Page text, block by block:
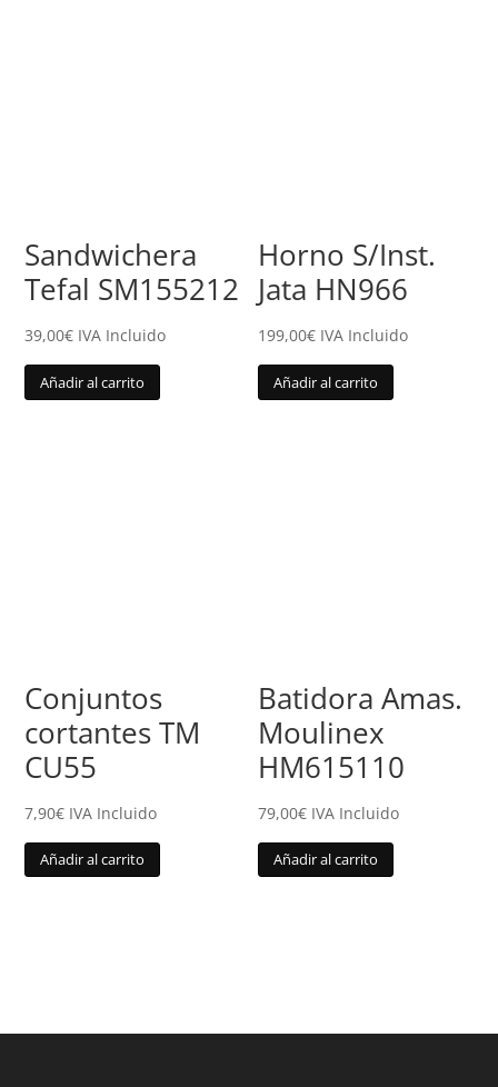
Sandwichera
Tefal SM155212
39,00€ IVA Incluido
Añadir al carrito
Horno S/Inst.
Jata HN966
199,00€ IVA Incluido
Añadir al carrito
Conjuntos
cortantes TM
CU55
7,90€ IVA Incluido
Añadir al carrito
Batidora Amas.
Moulinex
HM615110
79,00€ IVA Incluido
Añadir al carrito